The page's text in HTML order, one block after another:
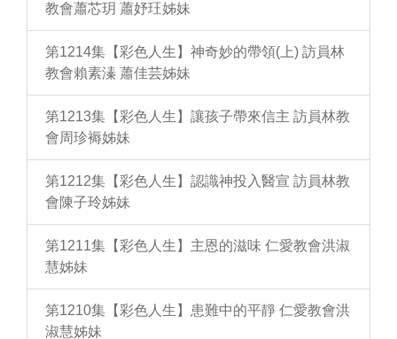
教會蕭芯玥 蕭妤玨姊妹
第1214集【彩色人生】神奇妙的帶領(上) 訪員林
教會賴素溱 蕭佳芸姊妹
第1213集【彩色人生】讓孩子帶來信主 訪員林教
會周珍褥姊妹
第1212集【彩色人生】認識神投入醫宣 訪員林教
會陳子玲姊妹
第1211集【彩色人生】主恩的滋味 仁愛教會洪淑
慧姊妹
第1210集【彩色人生】患難中的平靜 仁愛教會洪
淑慧姊妹